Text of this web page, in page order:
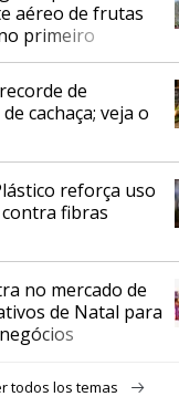
aéreo de frutas
primeiro
de
cachaça; veja o
reforça uso
fibras
no mercado de
de Natal para
todos los temas